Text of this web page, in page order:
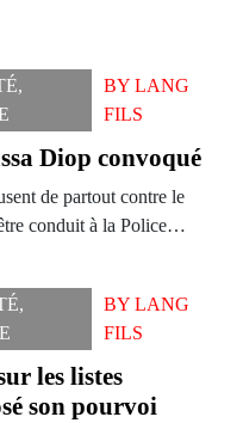
,
BYLANG
FILS
Diop convoqué
de partout contre le
conduit à la Police…
,
BYLANG
FILS
les listes
son pourvoi